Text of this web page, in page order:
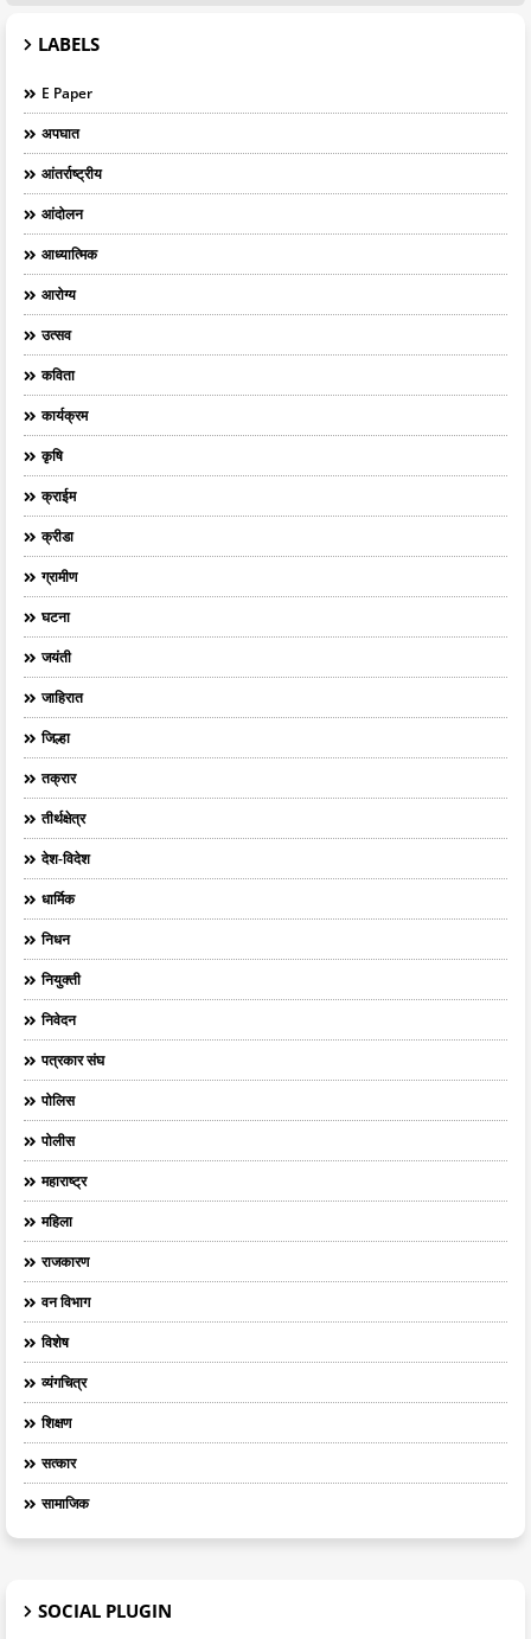
LABELS
E Paper
अपघात
आंतर्राष्ट्रीय
आंदोलन
आध्यात्मिक
आरोग्य
उत्सव
कविता
कार्यक्रम
कृषि
क्राईम
क्रीडा
ग्रामीण
घटना
जयंती
जाहिरात
जिल्हा
तक्रार
तीर्थक्षेत्र
देश-विदेश
धार्मिक
निधन
नियुक्ती
निवेदन
पत्रकार संघ
पोलिस
पोलीस
महाराष्ट्र
महिला
राजकारण
वन विभाग
विशेष
व्यंगचित्र
शिक्षण
सत्कार
सामाजिक
SOCIAL PLUGIN